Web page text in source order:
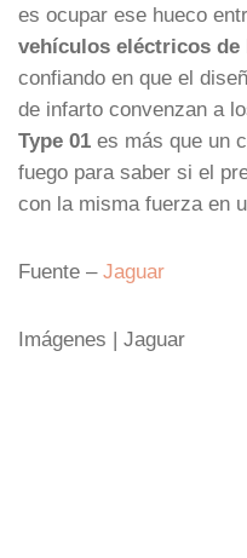
es ocupar ese hueco
vehículos eléctricos de
confiando en que el
de infarto convenzan a
Type 01 es más que un
fuego para saber si el
con la misma fuerza en
Fuente – Jaguar
Imágenes | Jaguar